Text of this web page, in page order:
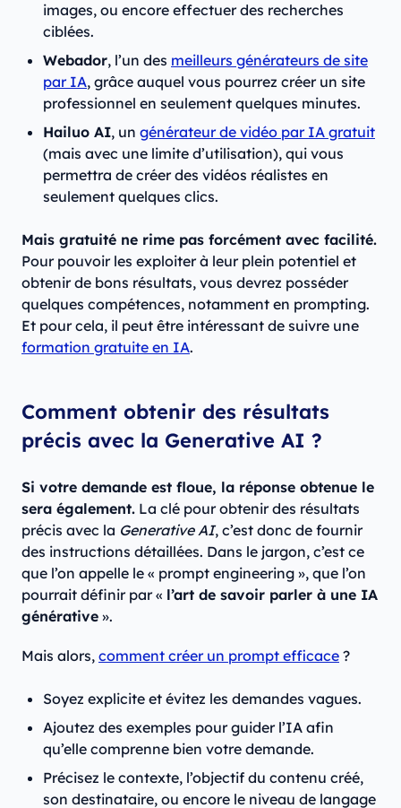
images, ou encore effectuer des recherches
ciblées.
Webador, l’un des meilleurs générateurs de site
par IA, grâce auquel vous pourrez créer un site
professionnel en seulement quelques minutes.
Hailuo AI, un générateur de vidéo par IA gratuit
(mais avec une limite d’utilisation), qui vous
permettra de créer des vidéos réalistes en
seulement quelques clics.
Mais gratuité ne rime pas forcément avec facilité.
Pour pouvoir les exploiter à leur plein potentiel et
obtenir de bons résultats, vous devrez posséder
quelques compétences, notamment en prompting.
Et pour cela, il peut être intéressant de suivre une
formation gratuite en IA.
Comment obtenir des résultats
précis avec la Generative AI ?
Si votre demande est floue, la réponse obtenue le
sera également. La clé pour obtenir des résultats
précis avec la Generative AI, c’est donc de fournir
des instructions détaillées. Dans le jargon, c’est ce
que l’on appelle le « prompt engineering », que l’on
pourrait définir par « l’art de savoir parler à une IA
générative ».
Mais alors, comment créer un prompt efficace ?
Soyez explicite et évitez les demandes vagues.
Ajoutez des exemples pour guider l’IA afin
qu’elle comprenne bien votre demande.
Précisez le contexte, l’objectif du contenu créé,
son destinataire, ou encore le niveau de langage